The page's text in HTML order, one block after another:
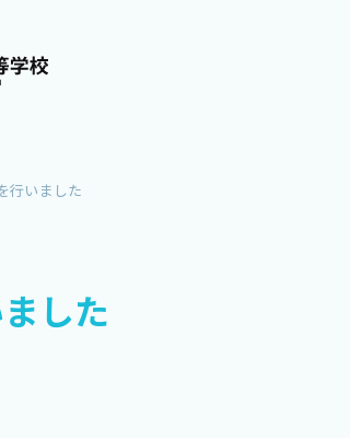
行いました
した